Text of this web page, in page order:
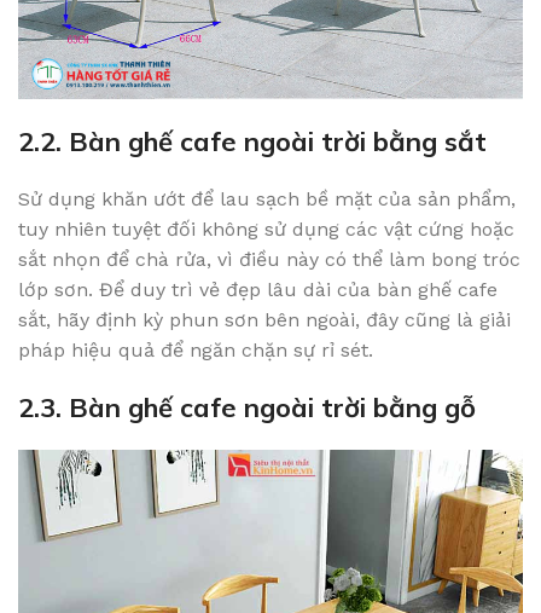
2.2. Bàn ghế cafe ngoài trời bằng sắt
Sử dụng khăn ướt để lau sạch bề mặt của sản phẩm,
tuy nhiên tuyệt đối không sử dụng các vật cứng hoặc
sắt nhọn để chà rửa, vì điều này có thể làm bong tróc
lớp sơn. Để duy trì vẻ đẹp lâu dài của bàn ghế cafe
sắt, hãy định kỳ phun sơn bên ngoài, đây cũng là giải
pháp hiệu quả để ngăn chặn sự rỉ sét.
2.3. Bàn ghế cafe ngoài trời bằng gỗ